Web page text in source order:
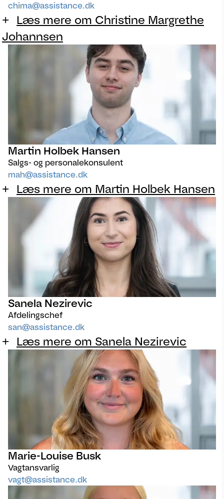
chima@assistance.dk
Læs mere om Christine Margrethe
Johannsen
Martin Holbek Hansen
Salgs- og personalekonsulent
mah@assistance.dk
Læs mere om Martin Holbek Hansen
Sanela Nezirevic
Afdelingschef
san@assistance.dk
Læs mere om Sanela Nezirevic
Marie-Louise Busk
Vagtansvarlig
vagt@assistance.dk